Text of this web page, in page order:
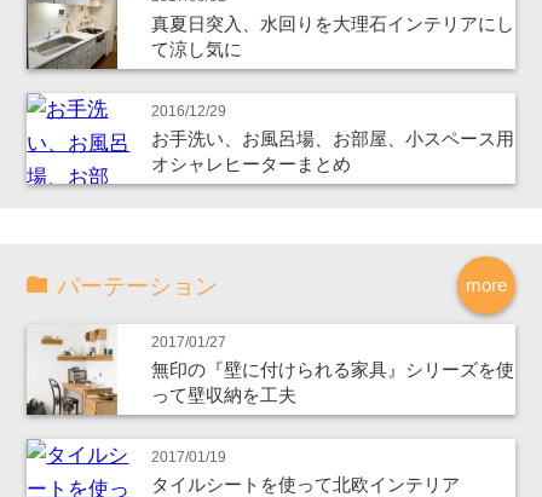
真夏日突入、水回りを大理石インテリアにし
て涼し気に
2016/12/29
お手洗い、お風呂場、お部屋、小スペース用
オシャレヒーターまとめ
more
パーテーション
2017/01/27
無印の『壁に付けられる家具』シリーズを使
って壁収納を工夫
2017/01/19
タイルシートを使って北欧インテリア